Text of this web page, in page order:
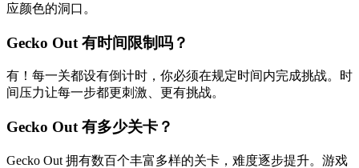
应颜色的洞口。
Gecko Out 有时间限制吗？
有！每一关都设有倒计时，你必须在规定时间内完成挑战。时
间压力让每一步都更刺激、更有挑战。
Gecko Out 有多少关卡？
Gecko Out 拥有数百个丰富多样的关卡，难度逐步提升。游戏